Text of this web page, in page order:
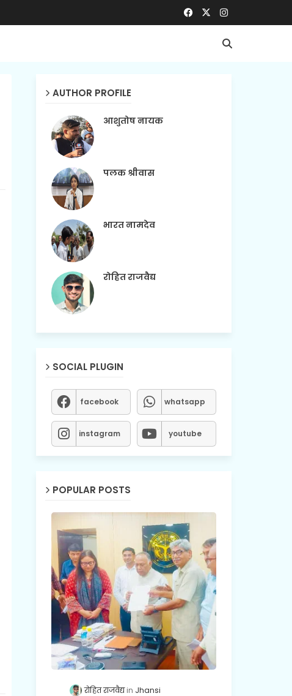
AUTHOR PROFILE
आशुतोष नायक
पलक श्रीवास
भारत नामदेव
रोहित राजवैद्य
SOCIAL PLUGIN
facebook whatsapp
instagram youtube
POPULAR POSTS
रोहित राजवैद्य Jhansi